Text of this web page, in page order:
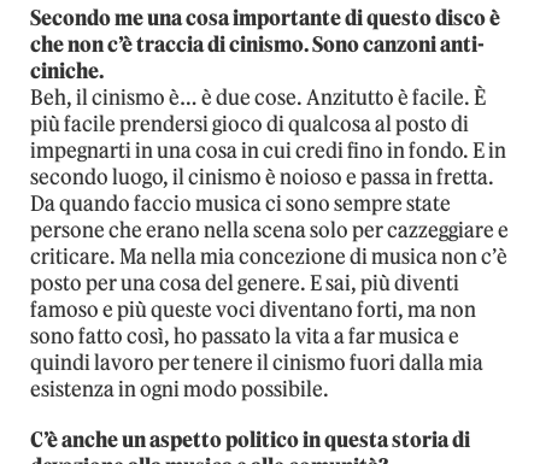
Secondo me una cosa importante di questo disco è
che non c’è traccia di cinismo. Sono canzoni anti-
ciniche.
Beh, il cinismo è… è due cose. Anzitutto è facile. È
più facile prendersi gioco di qualcosa al posto di
impegnarti in una cosa in cui credi fino in fondo. E in
secondo luogo, il cinismo è noioso e passa in fretta.
Da quando faccio musica ci sono sempre state
persone che erano nella scena solo per cazzeggiare e
criticare. Ma nella mia concezione di musica non c’è
posto per una cosa del genere. E sai, più diventi
famoso e più queste voci diventano forti, ma non
sono fatto così, ho passato la vita a far musica e
quindi lavoro per tenere il cinismo fuori dalla mia
esistenza in ogni modo possibile.
C’è anche un aspetto politico in questa storia di